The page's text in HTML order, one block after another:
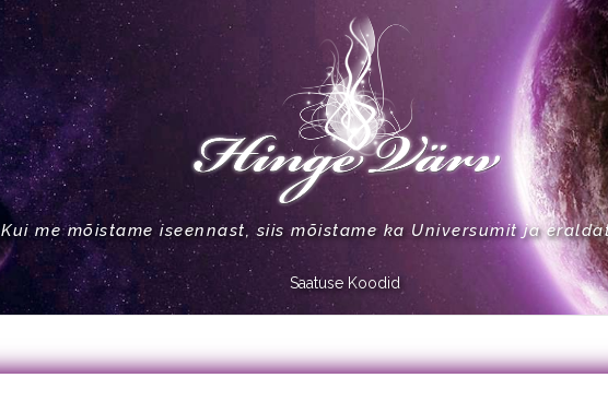
Kui me mõistame iseennast, siis mõistame ka Universumit ja
Saatuse Koodid